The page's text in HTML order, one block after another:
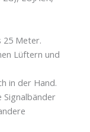
25 Meter.
Lüftern und
in der Hand.
Signalbänder